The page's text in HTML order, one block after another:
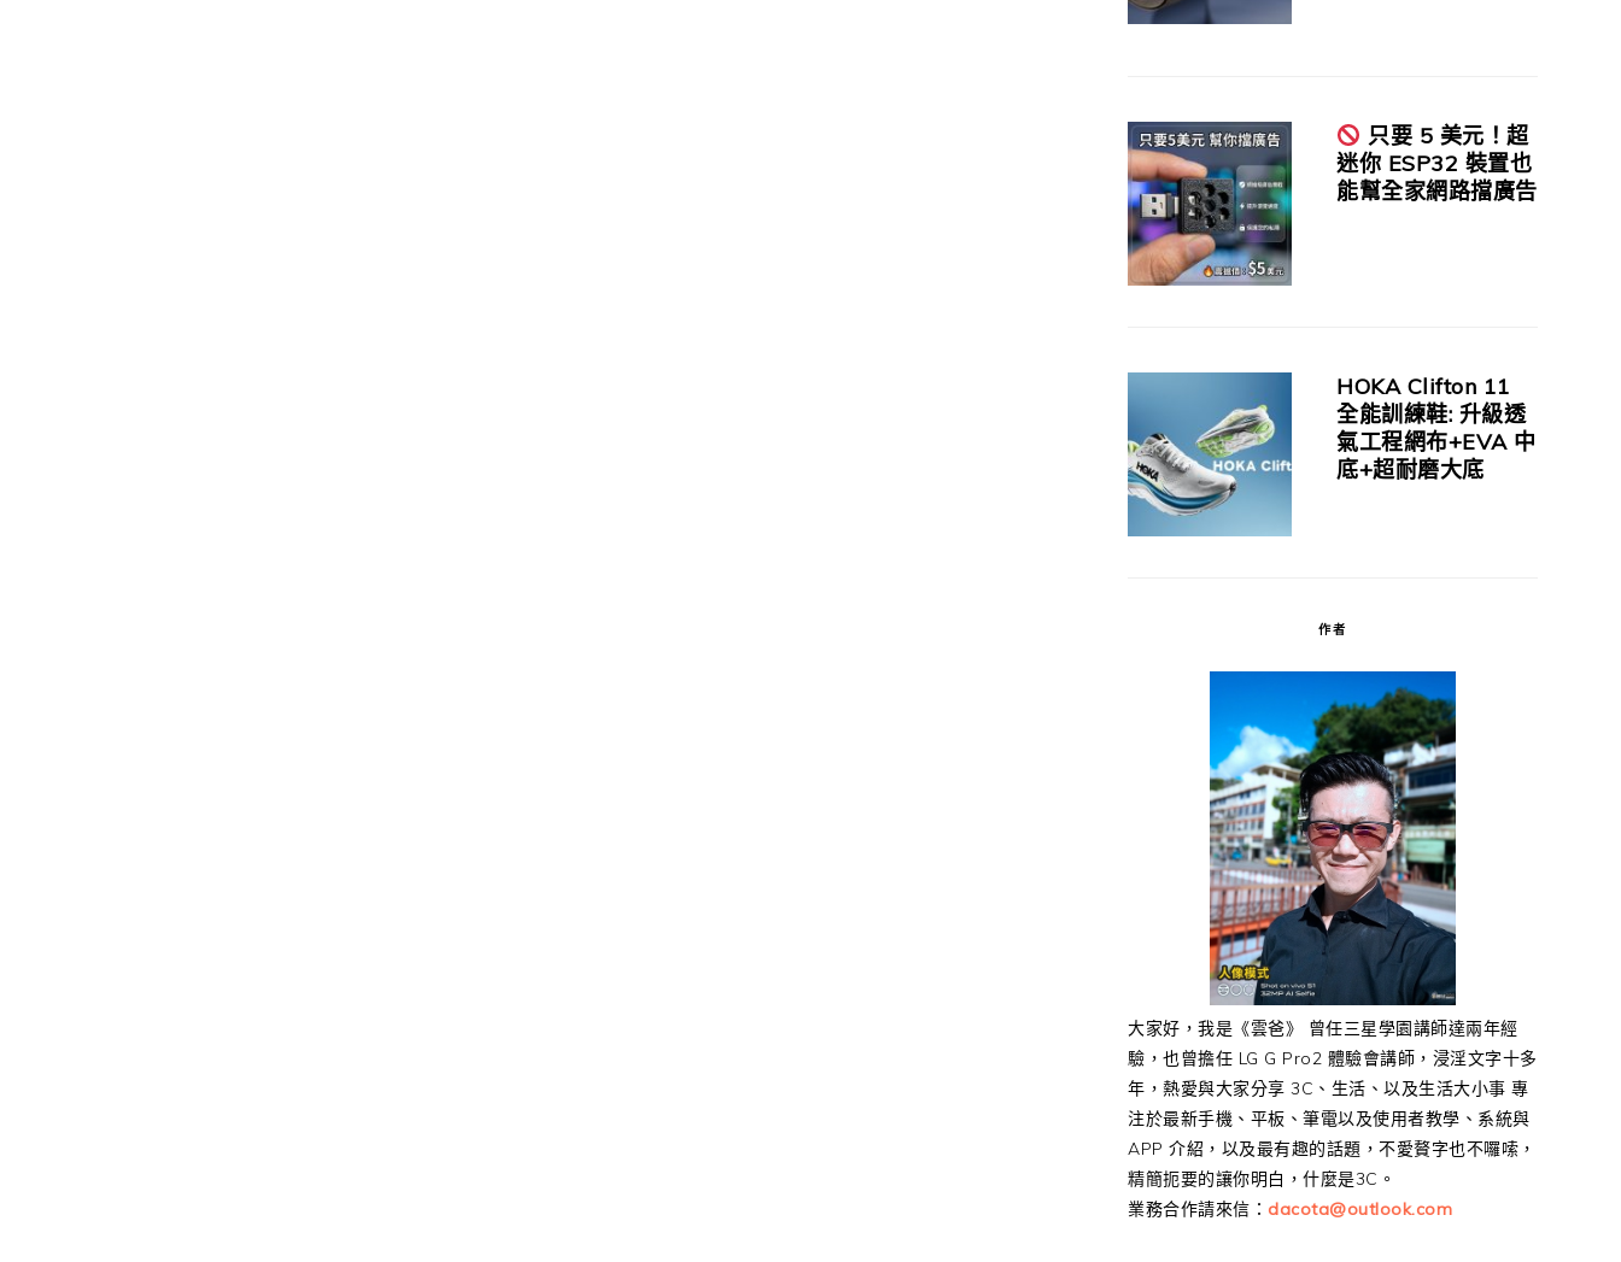
只要 5 美元！超
迷你 ESP32 裝置也
能幫全家網路擋廣告
HOKA Clifton 11
全能訓練鞋: 升級透
氣工程網布+EVA 中
底+超耐磨大底
作者
大家好，我是《雲爸》 曾任三星學園講師達兩年經
驗，也曾擔任 LG G Pro2 體驗會講師，浸淫文字十多
年，熱愛與大家分享 3C、生活、以及生活大小事 專
注於最新手機、平板、筆電以及使用者教學、系統與
APP 介紹，以及最有趣的話題，不愛贅字也不囉嗦，
精簡扼要的讓你明白，什麼是3C。
業務合作請來信： dacota@outlook.com